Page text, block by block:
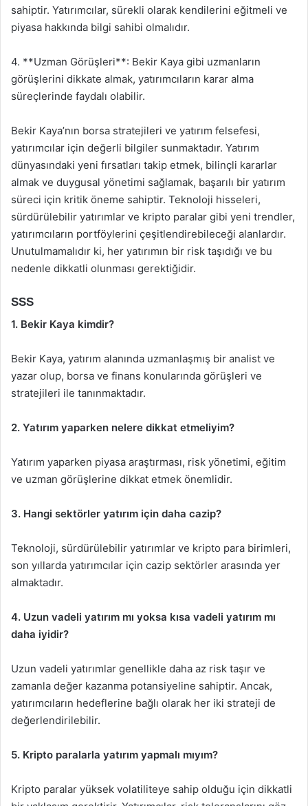
sahiptir. Yatırımcılar, sürekli olarak kendilerini eğitmeli ve
piyasa hakkında bilgi sahibi olmalıdır.
4. **Uzman Görüşleri**: Bekir Kaya gibi uzmanların
görüşlerini dikkate almak, yatırımcıların karar alma
süreçlerinde faydalı olabilir.
Bekir Kaya’nın borsa stratejileri ve yatırım felsefesi,
yatırımcılar için değerli bilgiler sunmaktadır. Yatırım
dünyasındaki yeni fırsatları takip etmek, bilinçli kararlar
almak ve duygusal yönetimi sağlamak, başarılı bir yatırım
süreci için kritik öneme sahiptir. Teknoloji hisseleri,
sürdürülebilir yatırımlar ve kripto paralar gibi yeni trendler,
yatırımcıların portföylerini çeşitlendirebileceği alanlardır.
Unutulmamalıdır ki, her yatırımın bir risk taşıdığı ve bu
nedenle dikkatli olunması gerektiğidir.
SSS
1. Bekir Kaya kimdir?
Bekir Kaya, yatırım alanında uzmanlaşmış bir analist ve
yazar olup, borsa ve finans konularında görüşleri ve
stratejileri ile tanınmaktadır.
2. Yatırım yaparken nelere dikkat etmeliyim?
Yatırım yaparken piyasa araştırması, risk yönetimi, eğitim
ve uzman görüşlerine dikkat etmek önemlidir.
3. Hangi sektörler yatırım için daha cazip?
Teknoloji, sürdürülebilir yatırımlar ve kripto para birimleri,
son yıllarda yatırımcılar için cazip sektörler arasında yer
almaktadır.
4. Uzun vadeli yatırım mı yoksa kısa vadeli yatırım mı
daha iyidir?
Uzun vadeli yatırımlar genellikle daha az risk taşır ve
zamanla değer kazanma potansiyeline sahiptir. Ancak,
yatırımcıların hedeflerine bağlı olarak her iki strateji de
değerlendirilebilir.
5. Kripto paralarla yatırım yapmalı mıyım?
Kripto paralar yüksek volatiliteye sahip olduğu için dikkatli